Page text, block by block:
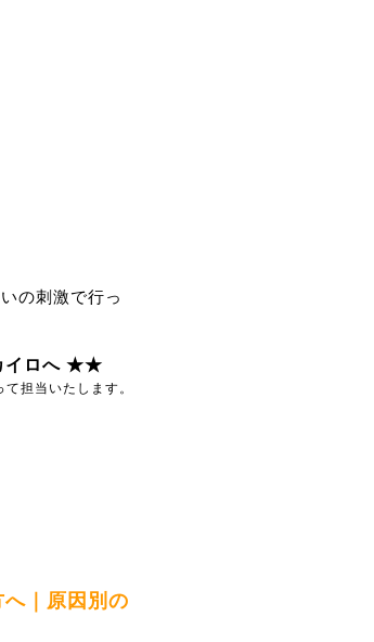
の刺激で行っ
イロへ ★★
担当いたします。
｜原因別の